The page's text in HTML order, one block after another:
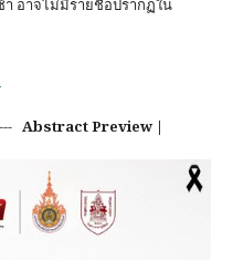
อาจไม่มีรายชื่อปรากฏใน
Abstract Preview |